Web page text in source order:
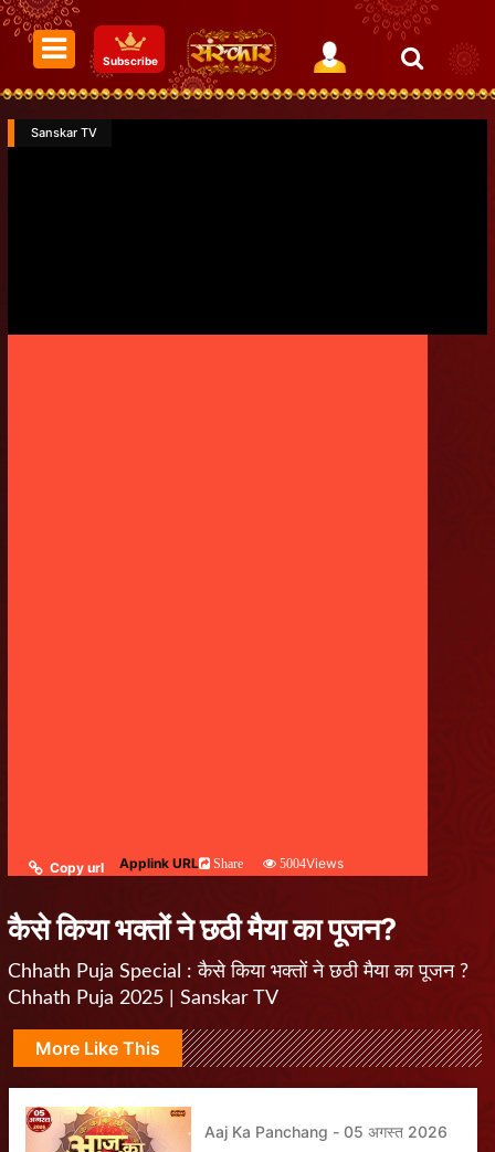
Subscribe
Sanskar TV
Copy url Applink URL Share 5004Views
कैसे किया भक्तों ने छठी मैया का पूजन?
Chhath Puja Special : कैसे किया भक्तों ने छठी मैया का पूजन ?
Chhath Puja 2025 | Sanskar TV
More Like This
Aaj Ka Panchang - 05 अगस्त 2026